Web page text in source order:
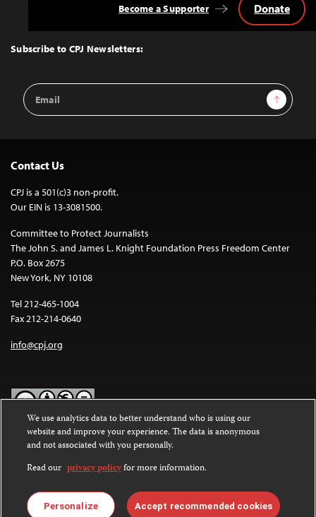
Top
Subscribe to CPJ Newsletters:
Email
Address
Sign Up
Become a Supporter Donate
Contact Us
CPJ is a 501(c)3 non-profit.
Our EIN is 13-3081500.
Committee to Protect Journalists
The John S. and James L. Knight Foundation Press Freedom Center
P.O. Box 2675
New York, NY 10108
Tel 212-465-1004
Fax 212-214-0640
info@cpj.org
Except where noted, text on this website is licensed under a
Commons Attribution-NonCommercial-NoDerivatives 4.0
International License.
Images and other media are not covered by the Creative Commons
license. For more information about permissions, see ourFAQs
We use analytics data to better understand who is using our
website and improve your experience. The data is anonymous
and not associated with you personally.
Read our privacy policyfor more information.
Personalize Accept recommended cookies